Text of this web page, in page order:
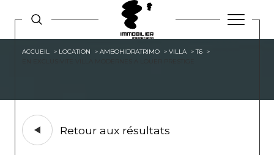
ACCUEIL LOCATION AMBOHIDRATRIMO VILLA
T6
Retour aux résultats